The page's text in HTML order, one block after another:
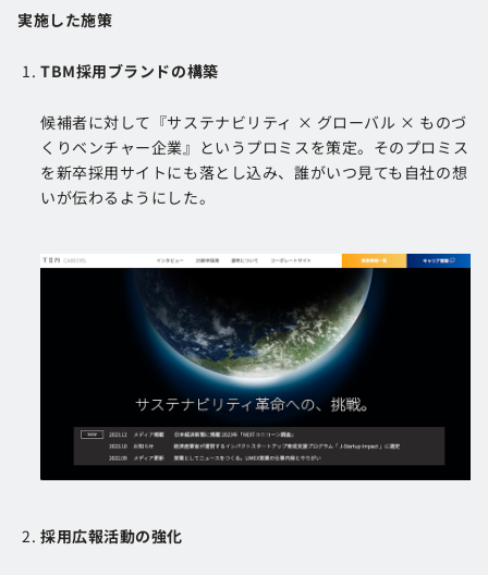
実施した施策
TBM採用ブランドの構築
候補者に対して『サステナビリティ × グローバル × ものづ
くりベンチャー企業』というプロミスを策定。そのプロミス
を新卒採用サイトにも落とし込み、誰がいつ見ても自社の想
いが伝わるようにした。
採用広報活動の強化